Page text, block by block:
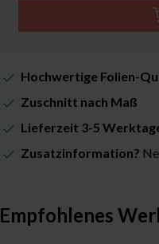
Hochwertige Folien-
Zuschnitt nach Maß
Lieferzeit 3-5
Zusatzinformation?
Empfohlenes